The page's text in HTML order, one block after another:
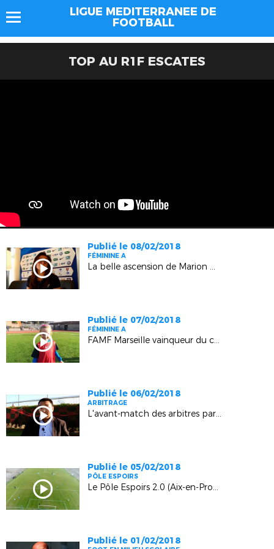
LIGUE MEDITERRANEE DE
FOOTBALL
TOP AU R1F ESCATES
Publié le 08/02/2018
FÉMININE A
La belle ascension de Marion Romanelli
Publié le 07/02/2018
FÉMININE A
FAMF Marseille vainqueur du concours "Soutien aux Bleues"
Publié le 06/02/2018
ARBITRAGE
L'avant-match des arbitres par Lloyd Rosso (Orgon)
Publié le 05/02/2018
PÔLE ESPOIRS
Le Pôle Espoirs 2.0 (Aix-en-Provence)
Publié le 01/02/2018